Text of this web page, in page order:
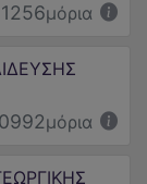
μόρια
μόρια